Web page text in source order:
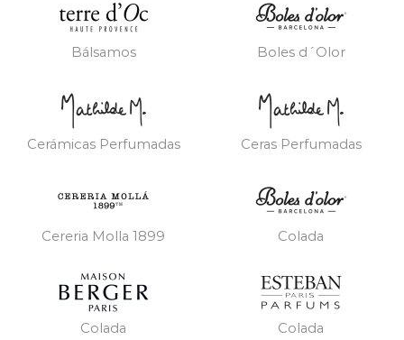
Bálsamos Boles d´Olor
Cerámicas Perfumadas Ceras Perfumadas
Cereria Molla 1899 Colada
Colada Colada